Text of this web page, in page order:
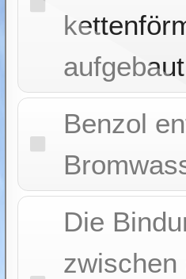
Benzol
Die
zwischen